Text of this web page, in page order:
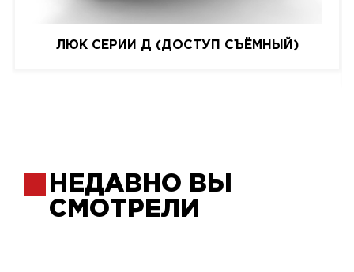
ЛЮК СЕРИИ Д (ДОСТУП СЪЁМНЫЙ)
НЕДАВНО ВЫ
СМОТРЕЛИ